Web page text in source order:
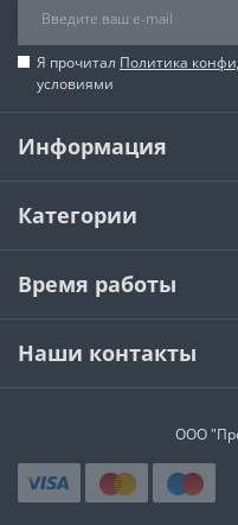
Я прочитал Политика
условиями
Информация
Категории
Время работы
Наши контакты
ООО